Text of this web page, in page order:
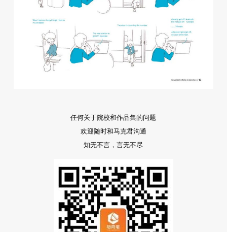
任何关于院校和作品集的问题
欢迎随时和马克君沟通
知无不言，言无不尽